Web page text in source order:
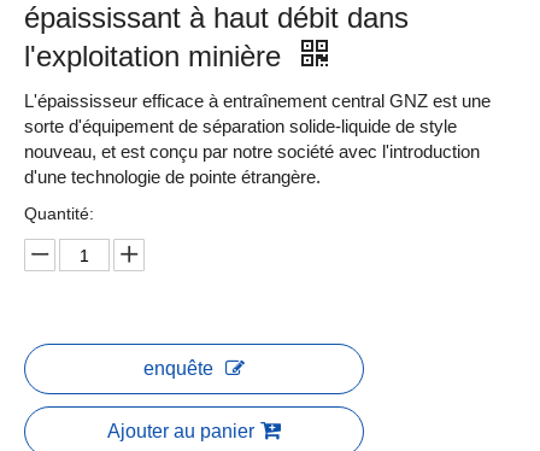
épaississant à haut débit dans
l'exploitation minière
L'épaississeur efficace à entraînement central GNZ est une
sorte d'équipement de séparation solide-liquide de style
nouveau, et est conçu par notre société avec l'introduction
d'une technologie de pointe étrangère.
Quantité:
enquête
Ajouter au panier